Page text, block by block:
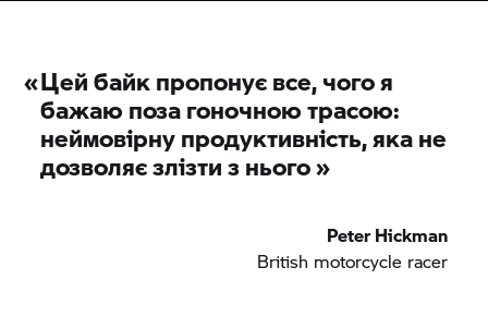
«Цей байк пропонує все, чого я
бажаю поза гоночною трасою:
неймовірну продуктивність, яка не
дозволяє злізти з нього»
Peter Hickman
British motorcycle racer